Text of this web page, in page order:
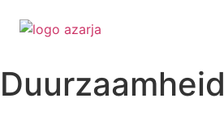
Ga
naar
Duurzaamheid